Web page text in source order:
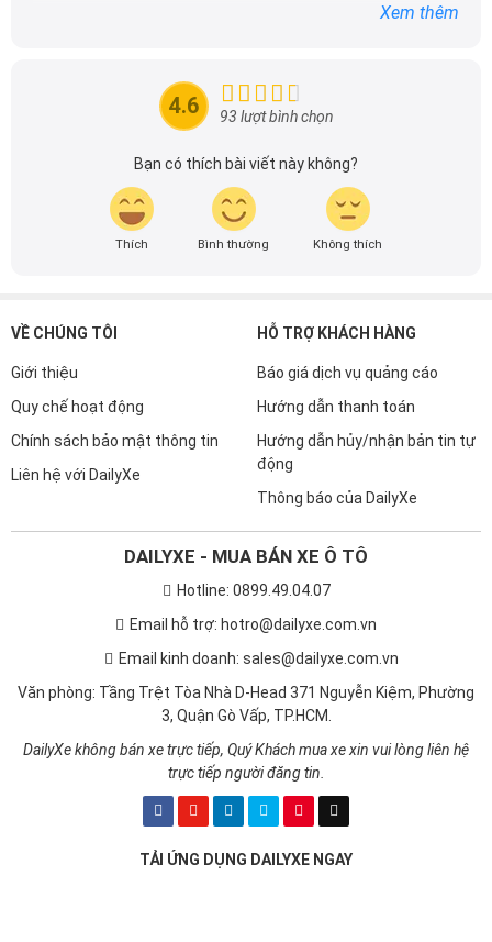
đầu cho những người yêu thích ô tô tại Việt Nam. Hãy
theo dõi tôi để cập nhật thông tin về thị trường ô tô
Xem thêm
4.6 93 lượt bình chọn
Bạn có thích bài viết này không?
Thích Bình thường Không thích
VỀ CHÚNG TÔI
Giới thiệu
Quy chế hoạt động
Chính sách bảo mật thông tin
Liên hệ với DailyXe
HỖ TRỢ KHÁCH HÀNG
Báo giá dịch vụ quảng cáo
Hướng dẫn thanh toán
Hướng dẫn hủy/nhận bản tin tự
động
Thông báo của DailyXe
DAILYXE - MUA BÁN XE Ô TÔ
Hotline: 0899.49.04.07
Email hỗ trợ: hotro@dailyxe.com.vn
Email kinh doanh: sales@dailyxe.com.vn
Văn phòng: Tầng Trệt Tòa Nhà D-Head 371 Nguyễn Kiệm, Phường
3, Quận Gò Vấp, TP.HCM.
DailyXe không bán xe trực tiếp, Quý Khách mua xe xin vui lòng liên hệ
trực tiếp người đăng tin.
TẢI ỨNG DỤNG DAILYXE NGAY